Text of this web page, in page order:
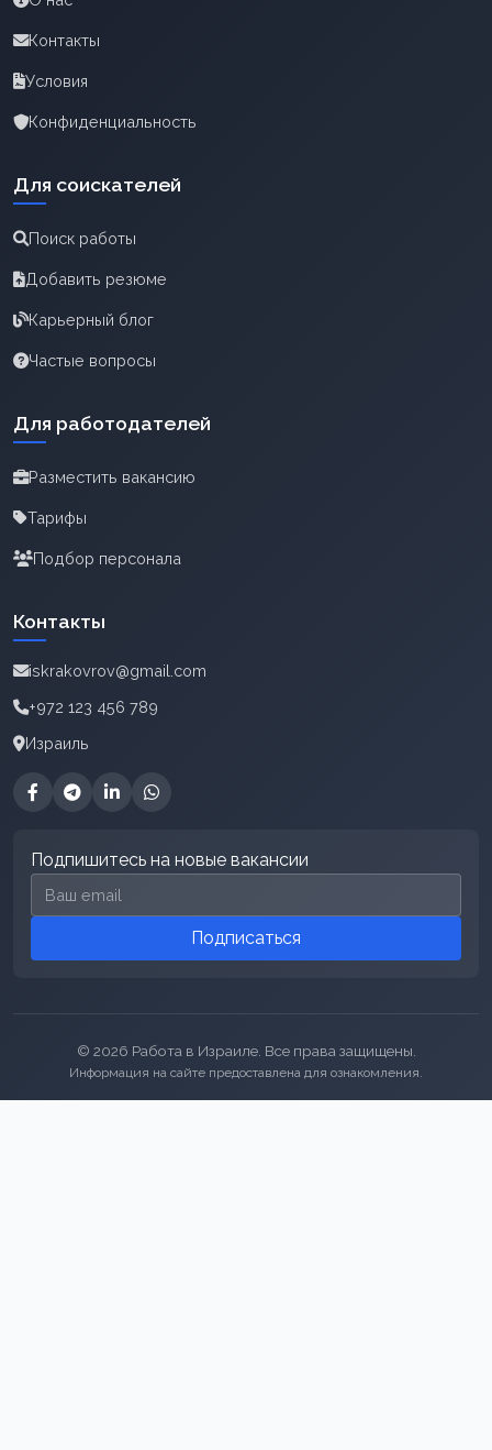
Контакты
Условия
Конфиденциальность
Для соискателей
Поиск работы
Добавить резюме
Карьерный блог
Частые вопросы
Для работодателей
Разместить вакансию
Тарифы
Подбор персонала
Контакты
iskrakovrov@gmail.com
+972 123 456 789
Израиль
Подпишитесь на новые вакансии
Email для подписки
Подписаться
© 2026 Работа в Израиле. Все права защищены.
Информация на сайте предоставлена для ознакомления.